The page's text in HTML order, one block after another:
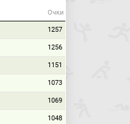
Очки
1257
1256
1151
1073
1069
1048